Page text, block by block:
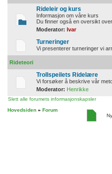
Rideleir og kurs
Informasjon om våre kurs
Du finner også en oversikt
Moderator: Ivar
Turneringer
Vi presenterer turneringer vi
Rideteori
Trollspeilets Ridelære
Vi forsøker å beskrive vår
Moderator: Henrikke
Slett alle forumets informasjonskapsler
Hovedsiden » Forum